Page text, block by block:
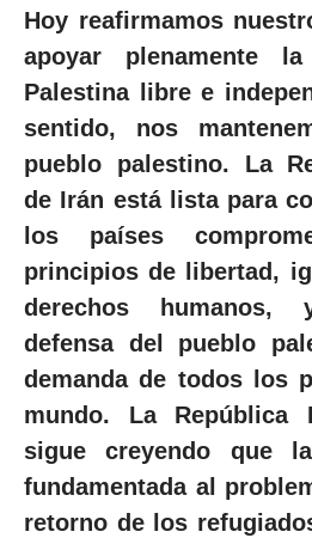
Hoy reafirmamos
apoyar plenamente
Palestina libre e
sentido, nos
pueblo palestino. La
de Irán está lista para
los países
principios de libertad,
derechos
defensa del pueblo
demanda de todos los
mundo. La República
sigue creyendo que
fundamentada al
retorno de los